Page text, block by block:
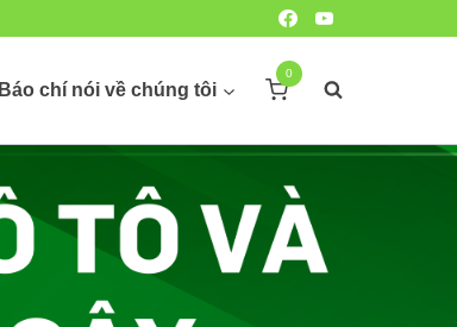
Báo chí nói về chúng tôi
0